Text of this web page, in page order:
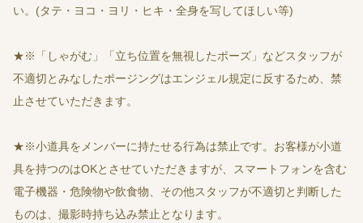
い。(タテ・ヨコ・ヨリ・ヒキ・全身を写してほしい等)
★※「しゃがむ」「立ち位置を無視したポーズ」などスタッフが
不適切とみなしたポージングはエンジェル規定に反するため、禁
止させていただきます。
★※小道具をメンバーに持たせる行為は禁止です。お客様が小道
具を持つのはOKとさせていただきますが、スマートフォンを含む
電子機器・危険物や飲食物、その他スタッフが不適切と判断した
ものは、撮影時持ち込み禁止となります。